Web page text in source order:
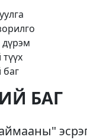
дүрэм
баг
БАГ